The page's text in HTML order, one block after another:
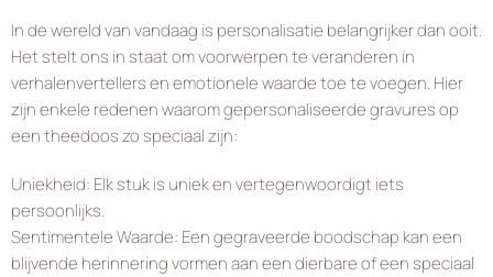
In de wereld van vandaag is personalisatie belangrijker dan ooit.
Het stelt ons in staat om voorwerpen te veranderen in
verhalenvertellers en emotionele waarde toe te voegen. Hier
zijn enkele redenen waarom gepersonaliseerde gravures op
een theedoos zo speciaal zijn:
Uniekheid: Elk stuk is uniek en vertegenwoordigt iets
persoonlijks.
Sentimentele Waarde: Een gegraveerde boodschap kan een
blijvende herinnering vormen aan een dierbare of een speciaal